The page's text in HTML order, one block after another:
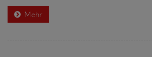
Mehr